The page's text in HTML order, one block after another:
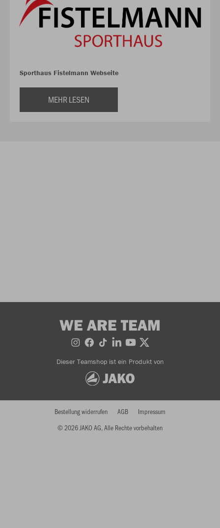
Sporthaus Fistelmann Webseite
MEHR LESEN
WE ARE TEAM
Dieser Teamshop ist ein Produkt von
© 2026 JAKO AG, Alle Rechte vorbehalten
Bestellung widerrufen AGB Impressum